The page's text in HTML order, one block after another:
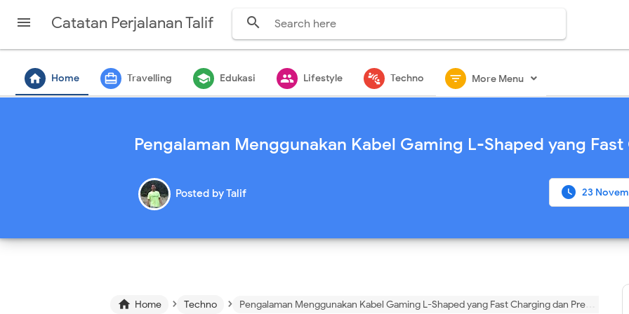
 Catatan Perjalanan Talif 
home Home card_travel Travelling school Edukasi people Lifestyle connect_without_contact Techno filter_list More Menu
Pengalaman Menggunakan Kabel Gaming L-Shaped yang
Posted byTalif  23
 Home › Techno › Pengalaman Menggunakan Kabel Gaming L-Shaped yang Fast Charging dan Premium